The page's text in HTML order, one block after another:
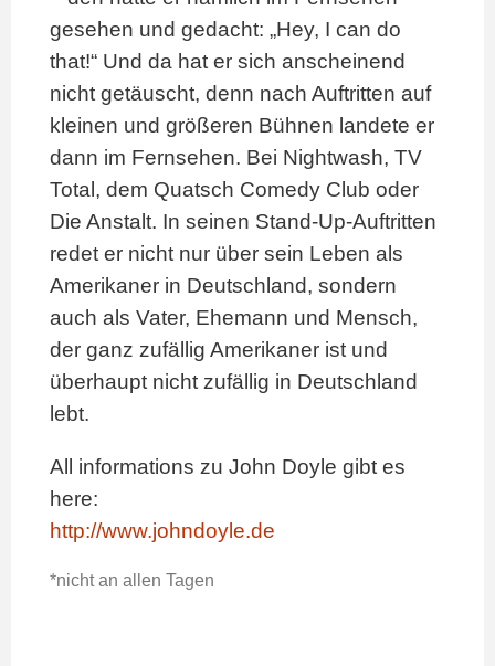
gesehen und gedacht: „Hey, I can do
that!“ Und da hat er sich anscheinend
nicht getäuscht, denn nach Auftritten auf
kleinen und größeren Bühnen landete er
dann im Fernsehen. Bei Nightwash, TV
Total, dem Quatsch Comedy Club oder
Die Anstalt. In seinen Stand-Up-Auftritten
redet er nicht nur über sein Leben als
Amerikaner in Deutschland, sondern
auch als Vater, Ehemann und Mensch,
der ganz zufällig Amerikaner ist und
überhaupt nicht zufällig in Deutschland
lebt.
All informations zu John Doyle gibt es
here:
http://www.johndoyle.de
*nicht an allen Tagen